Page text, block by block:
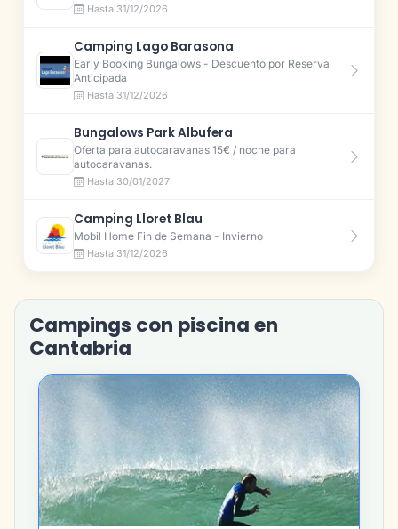
Hasta 31/12/2026
Camping Lago Barasona
Early Booking Bungalows - Descuento por Reserva
Anticipada
Hasta 31/12/2026
Bungalows Park Albufera
Oferta para autocaravanas 15€ / noche para
autocaravanas.
Hasta 30/01/2027
Camping Lloret Blau
Mobil Home Fin de Semana - Invierno
Hasta 31/12/2026
Campings con piscina en
Cantabria